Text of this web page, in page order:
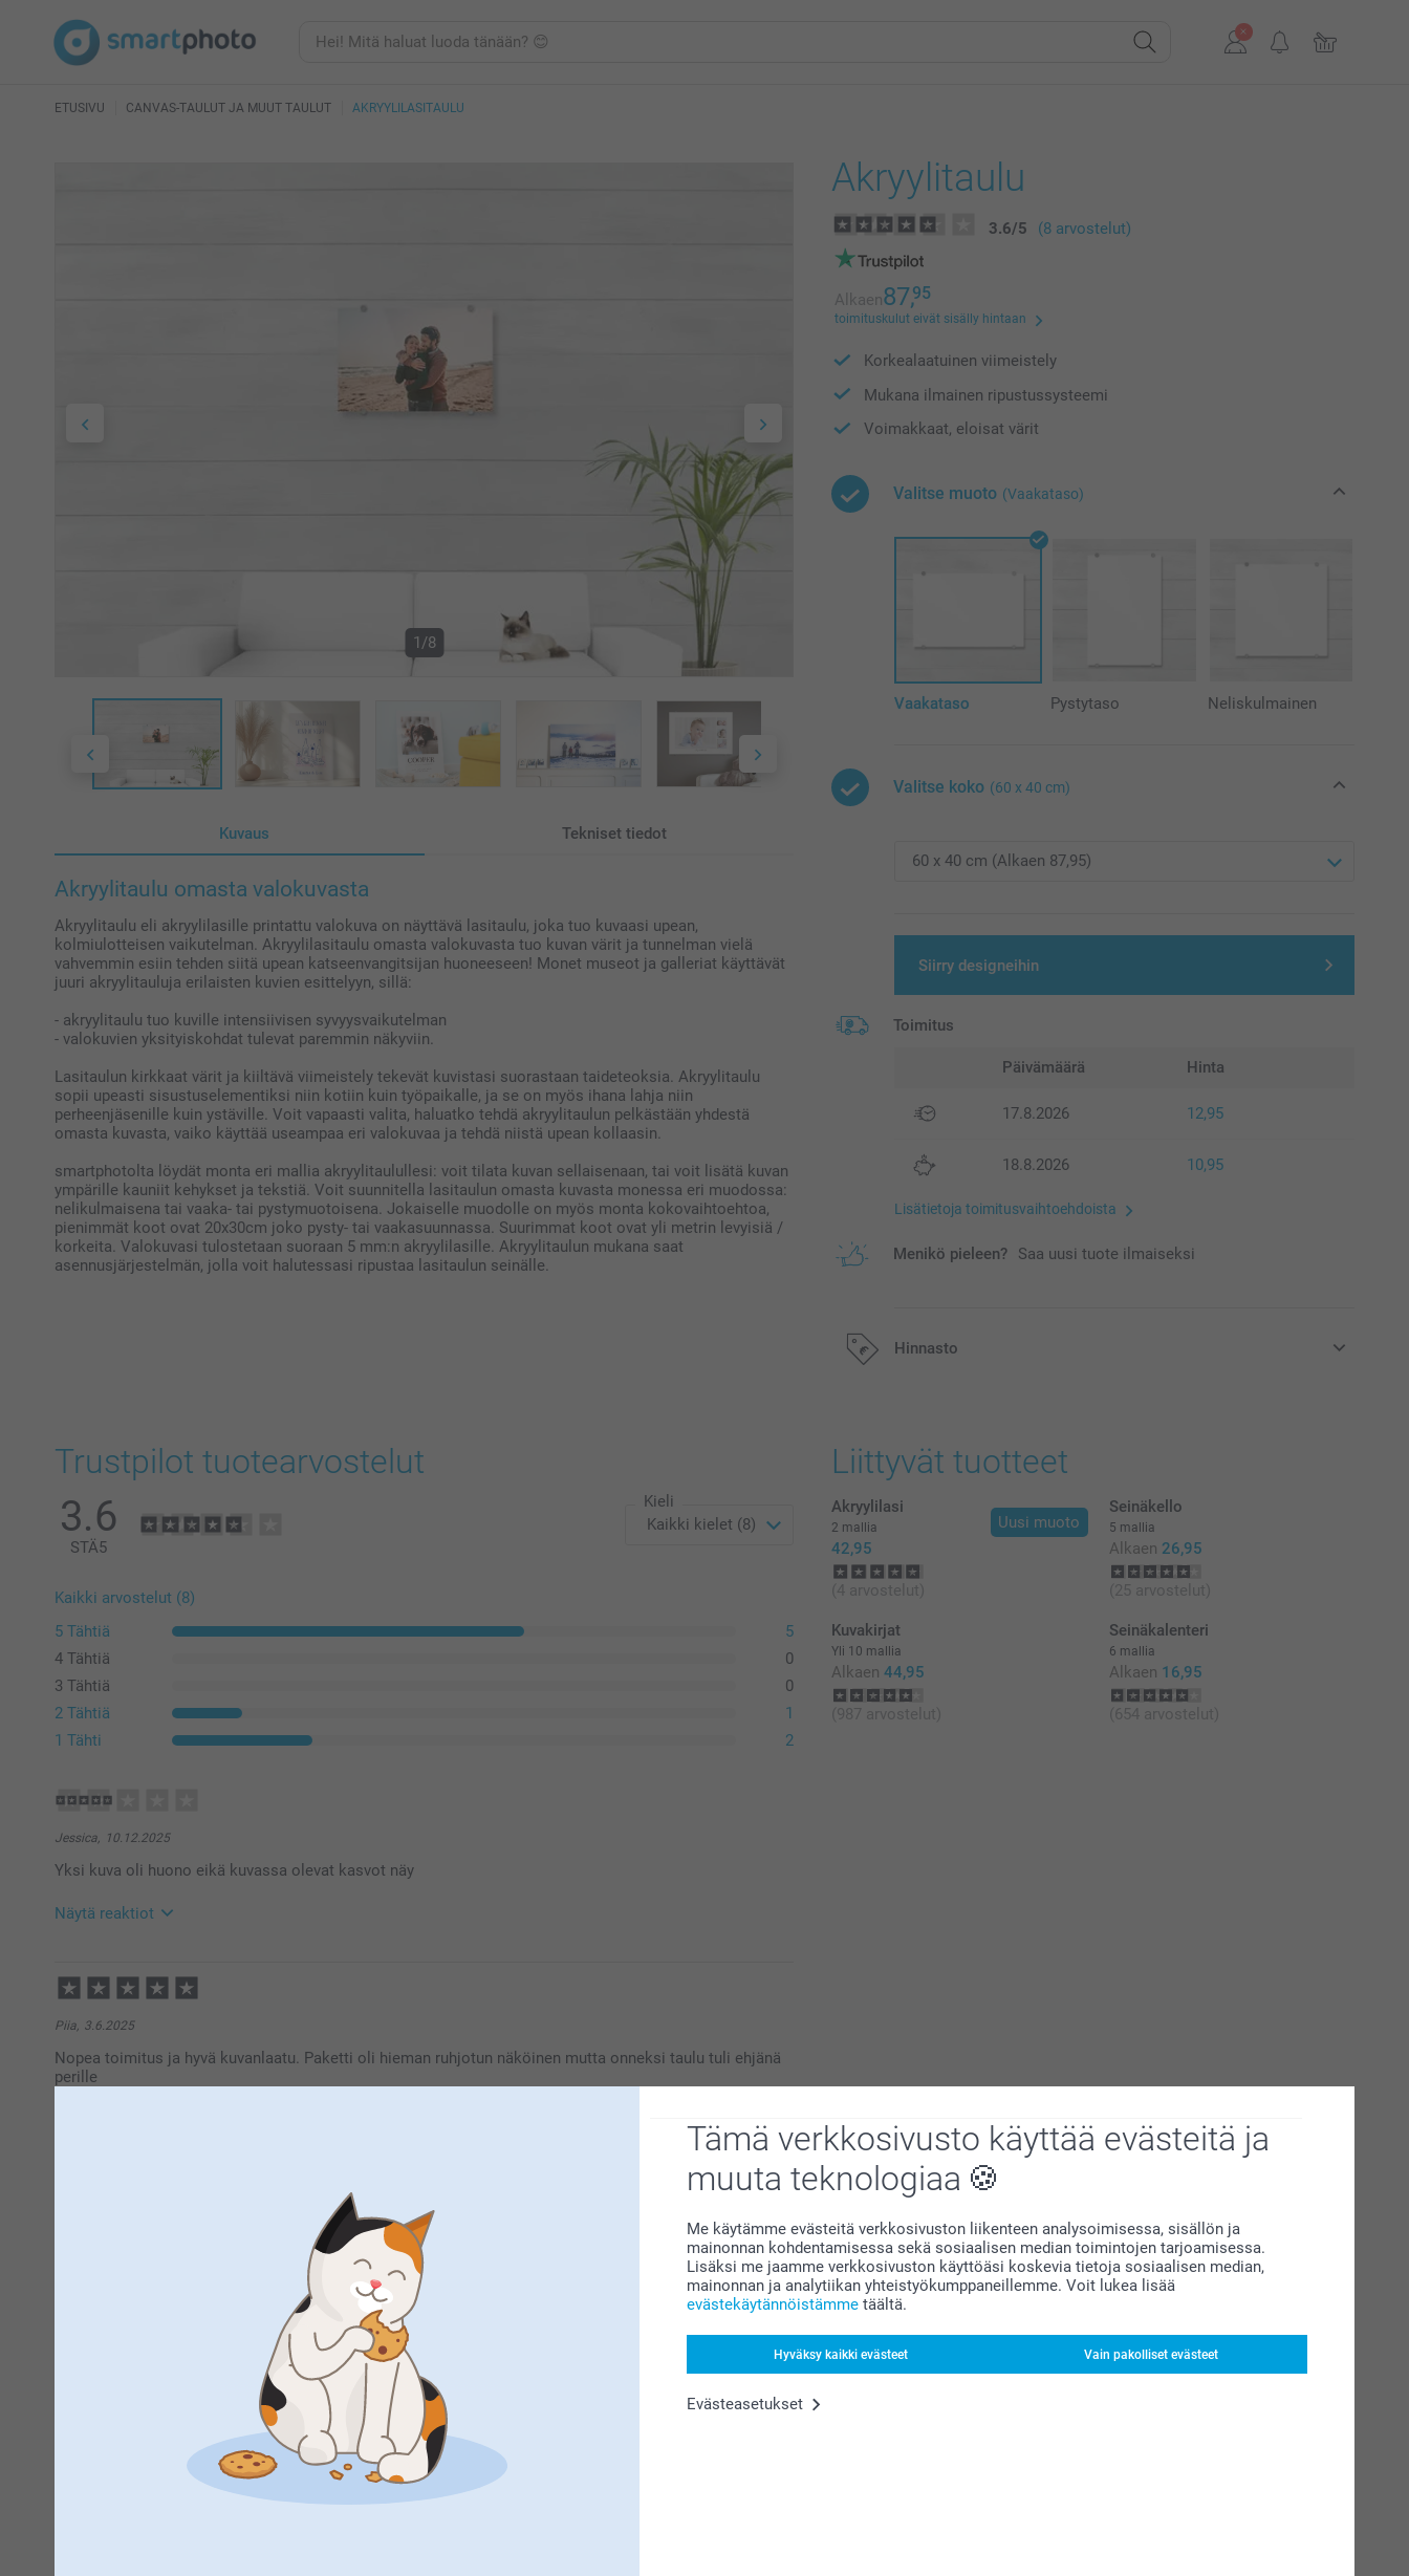
Tämä verkkosivusto käyttää evästeitä ja
muuta teknologiaa
Me käytämme evästeitä verkkosivuston liikenteen analysoimisessa, sisällön ja
mainonnan kohdentamisessa sekä sosiaalisen median toimintojen tarjoamisessa.
Lisäksi me jaamme verkkosivuston käyttöäsi koskevia tietoja sosiaalisen median,
mainonnan ja analytiikan yhteistyökumppaneillemme. Voit lukea lisää
evästekäytännöistämme täältä.
Hyväksy kaikki evästeet Vain pakolliset evästeet
Evästeasetukset
ETUSIVU CANVAS-TAULUT JA MUUT TAULUT AKRYYLILASITAULU
1/8
Kuvaus Tekniset tiedot
Akryylitaulu omasta valokuvasta
Akryylitaulu eli akryylilasille printattu valokuva on näyttävä lasitaulu, joka tuo kuvaasi upean,
kolmiulotteisen vaikutelman. Akryylilasitaulu omasta valokuvasta tuo kuvan värit ja tunnelman vielä
vahvemmin esiin tehden siitä upean katseenvangitsijan huoneeseen! Monet museot ja galleriat käyttävät
juuri akryylitauluja erilaisten kuvien esittelyyn, sillä:
- akryylitaulu tuo kuville intensiivisen syvyysvaikutelman
- valokuvien yksityiskohdat tulevat paremmin näkyviin.
Lasitaulun kirkkaat värit ja kiiltävä viimeistely tekevät kuvistasi suorastaan taideteoksia. Akryylitaulu
sopii upeasti sisustuselementiksi niin kotiin kuin työpaikalle, ja se on myös ihana lahja niin
perheenjäsenille kuin ystäville. Voit vapaasti valita, haluatko tehdä akryylitaulun pelkästään yhdestä
omasta kuvasta, vaiko käyttää useampaa eri valokuvaa ja tehdä niistä upean kollaasin.
smartphotolta löydät monta eri mallia akryylitaulullesi: voit tilata kuvan sellaisenaan, tai voit lisätä kuvan
ympärille kauniit kehykset ja tekstiä. Voit suunnitella lasitaulun omasta kuvasta monessa eri muodossa:
nelikulmaisena tai vaaka- tai pystymuotoisena. Jokaiselle muodolle on myös monta kokovaihtoehtoa,
pienimmät koot ovat 20x30cm joko pysty- tai vaakasuunnassa. Suurimmat koot ovat yli metrin levyisiä /
korkeita. Valokuvasi tulostetaan suoraan 5 mm:n akryylilasille. Akryylitaulun mukana saat
asennusjärjestelmän, jolla voit halutessasi ripustaa lasitaulun seinälle.
Akryylitaulu
3.6/5 (8 arvostelut)
Alkaen87,95
toimituskulut eivät sisälly hintaan
Korkealaatuinen viimeistely
Mukana ilmainen ripustussysteemi
Voimakkaat, eloisat värit
Valitse muoto (Vaakataso)
Vaakataso Pystytaso Neliskulmainen
Valitse koko (60 x 40 cm)
Siirry designeihin
Toimitus
Päivämäärä Hinta
17.8.2026 12,95
18.8.2026 10,95
Lisätietoja toimitusvaihtoehdoista
Menikö pieleen? Saa uusi tuote ilmaiseksi
Hinnasto
Trustpilot tuotearvostelut
3.6
STÄ5
Kieli
Kaikki arvostelut (8)
5 Tähtiä
5
4 Tähtiä
0
3 Tähtiä
0
2 Tähtiä
1
1 Tähti
2
Jessica, 10.12.2025
Yksi kuva oli huono eikä kuvassa olevat kasvot näy
Näytä reaktiot
21:04
Hei Jessica!
Kiitos palautteesta. Ikävä kuulla että et ole täysin tyytyväinen saamaasi tuotteeseen. Mikäli haluat
autamme mielellään 😊
Piia, 3.6.2025
Nopea toimitus ja hyvä kuvanlaatu. Paketti oli hieman ruhjotun näköinen mutta onneksi taulu tuli ehjänä
perille
Suuret kiitokset 5 tähden arvosanasta. Kiva että pidät taulusta, se on ihana itselle tai antaa
Suuret kiitokset 5 tähden arvosanasta. Kiva että pidät akryylitaulusta, eikö olekin ihanaa katsoa
kuvaa seinällä eikä vain näytöllä!
Toivottavasti näemme pian taas smartphoto.fi -osoitteessa.
Lämpimin kiitoksin,
Olin tyytyväinen saamaani tuotteeseen. Kirkkaat, hyvät värit ja muutenkin laadukas tuote.
Liittyvät tuotteet
Uusi muoto
Akryylilasi
2 mallia
42,95
(4 arvostelut)
Seinäkello
5 mallia
Alkaen 26,95
(25 arvostelut)
Kuvakirjat
Yli 10 mallia
Alkaen 44,95
(987 arvostelut)
Seinäkalenteri
6 mallia
Alkaen 16,95
(654 arvostelut)